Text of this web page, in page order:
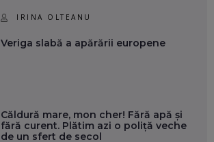
IRINA OLTEANU
Veriga slabă a apărării europene
Căldură mare, mon cher! Fără apă și
fără curent. Plătim azi o poliță veche
de un sfert de secol